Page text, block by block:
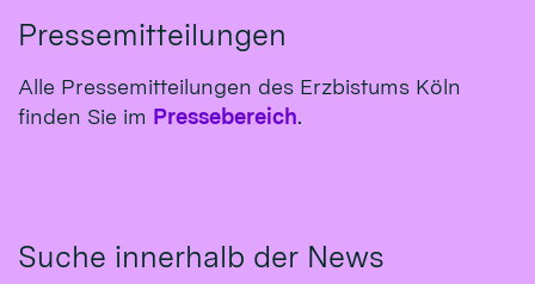
Pressemitteilungen
Alle Pressemitteilungen des Erzbistums Köln
finden Sie im Pressebereich.
Suche innerhalb der News